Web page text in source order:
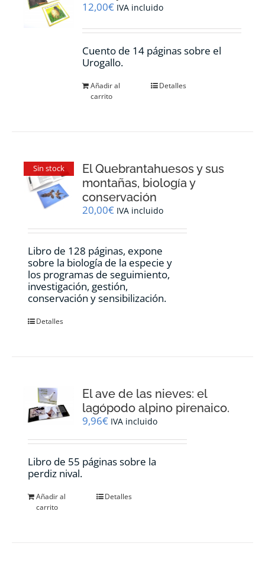
12,00€ IVA incluido
Cuento de 14 páginas sobre el
Urogallo.
Añadir al
carrito
Detalles
Sin stock
El Quebrantahuesos y sus
montañas, biología y
conservación
20,00€ IVA incluido
Libro de 128 páginas, expone
sobre la biología de la especie y
los programas de seguimiento,
investigación, gestión,
conservación y sensibilización.
Detalles
El ave de las nieves: el
lagópodo alpino pirenaico.
9,96€ IVA incluido
Libro de 55 páginas sobre la
perdiz nival.
Añadir al
carrito
Detalles